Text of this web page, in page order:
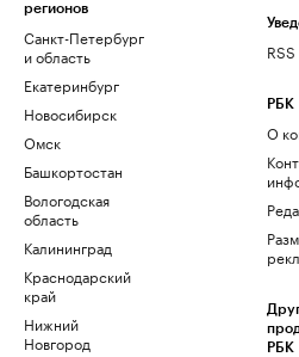
регионов
Санкт-Петербург
и область
Екатеринбург
Новосибирск
Омск
Башкортостан
Вологодская
область
Калининград
Краснодарский
край
Нижний
Новгород
РБК
О
РБК